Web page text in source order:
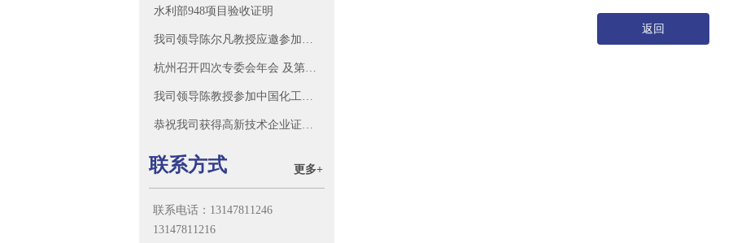
水利部948项目验收证明
我司领导陈尔凡教授应邀参加沈阳智朗科技有限公司迁新址庆典，并参观该公司科研成果和新产品。
杭州召开四次专委会年会 及第三新材料科技大会
我司领导陈教授参加中国化工学会标准化技术委员会
恭祝我司获得高新技术企业证书！
联系方式 更多+
联系电话：13147811246
13147811216
返回